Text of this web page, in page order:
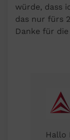
würde, dass
das nur fürs
Danke für
Hallo